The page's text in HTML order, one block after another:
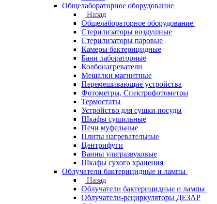
Общелабораторное оборудование
Назад
Общелабораторное оборудование
Стерилизаторы воздушные
Стерилизаторы паровые
Камеры бактерицидные
Бани лабораторные
Колбонагреватели
Мешалки магнитные
Перемешивающие устройства
Фотометры, Спектрофотометры
Термостаты
Устройство для сушки посуды
Шкафы сушильные
Печи муфельные
Плиты нагревательные
Центрифуги
Ванны ультразвуковые
Шкафы сухого хранения
Облучатели бактерицидные и лампы
Назад
Облучатели бактерицидные и лампы
Облучатели-рециркуляторы ДЕЗАР